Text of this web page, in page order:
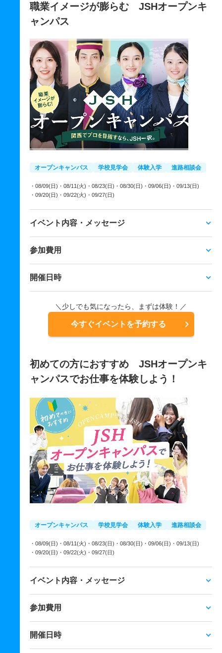
職業イメージが膨らむ JSHオープンキ
ャンパス
オープンキャンパス 学校見学会 体験入学 進路相談会
・08/09(日) ・08/11(火) ・08/23(日) ・08/30(日) ・09/06(日) ・09/13(日)
・09/20(日) ・09/22(火) ・09/27(日)
イベント内容・メッセージ
参加費用
開催日時
＼少しでも気になったら、まずは体験！／
今すぐイベントを予約する
初めての方におすすめ JSHオープンキ
ャンパスでお仕事を体験しよう！
オープンキャンパス 学校見学会 体験入学 進路相談会
・08/09(日) ・08/11(火) ・08/23(日) ・08/30(日) ・09/06(日) ・09/13(日)
・09/20(日) ・09/22(火) ・09/27(日)
イベント内容・メッセージ
参加費用
開催日時